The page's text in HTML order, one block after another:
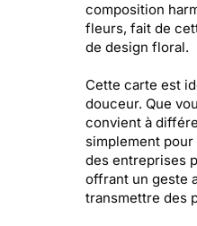
composition
fleurs, fait de
de design floral.
Cette carte est
douceur. Que
convient à
simplement
des entreprises
offrant un geste
transmettre des